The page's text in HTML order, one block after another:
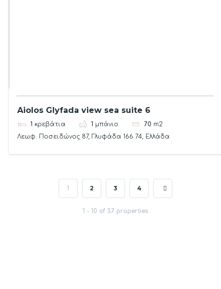
Aiolos Glyfada view sea suite 6
1 κρεβάτια 1 μπάνιο 70 m2
Λεωφ. Ποσειδώνος 87, Γλυφάδα 166 74, Ελλάδα
1 2 3 4
1 - 10 of 37 properties